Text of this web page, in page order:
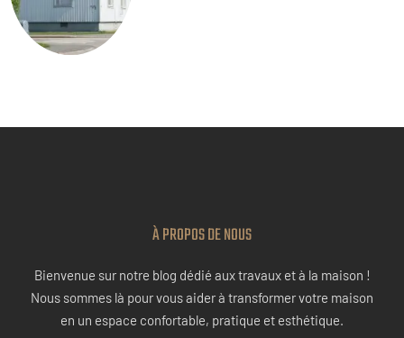
À PROPOS DE NOUS
Bienvenue sur notre blog dédié aux travaux et à la maison !
Nous sommes là pour vous aider à transformer votre maison
en un espace confortable, pratique et esthétique.